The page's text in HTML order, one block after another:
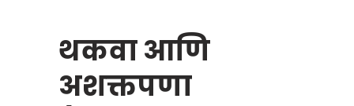
थकवा आणि
अशक्तपणा